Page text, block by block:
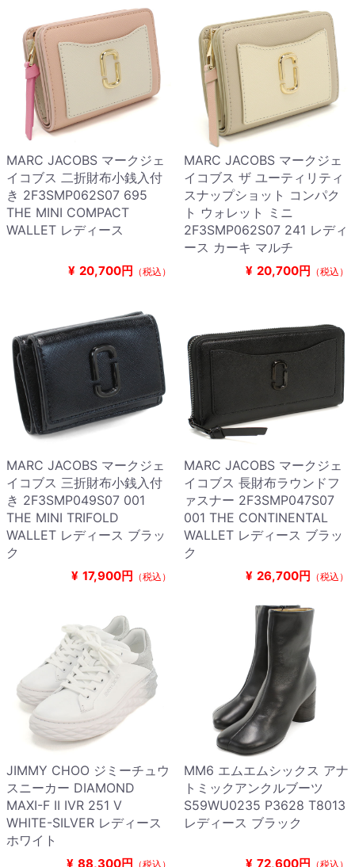
MARC JACOBS マークジェ
イコブス 二折財布小銭入付
き 2F3SMP062S07 695
THE MINI COMPACT
WALLET レディース
¥ 20,700円 （税込）
MARC JACOBS マークジェ
イコブス ザ ユーティリティ
スナップショット コンパク
ト ウォレット ミニ
2F3SMP062S07 241 レディ
ース カーキ マルチ
¥ 20,700円 （税込）
MARC JACOBS マークジェ
イコブス 三折財布小銭入付
き 2F3SMP049S07 001
THE MINI TRIFOLD
WALLET レディース ブラッ
ク
¥ 17,900円 （税込）
MARC JACOBS マークジェ
イコブス 長財布ラウンドフ
ァスナー 2F3SMP047S07
001 THE CONTINENTAL
WALLET レディース ブラッ
ク
¥ 26,700円 （税込）
JIMMY CHOO ジミーチュウ
スニーカー DIAMOND
MAXI-F II IVR 251 V
WHITE-SILVER レディース
ホワイト
¥ 88,300円 （税込）
MM6 エムエムシックス アナ
トミックアンクルブーツ
S59WU0235 P3628 T8013
レディース ブラック
¥ 72,600円 （税込）